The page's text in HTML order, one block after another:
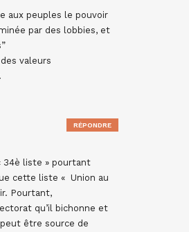
aux peuples le pouvoir
par des lobbies, et
valeurs
34è liste » pourtant
cette liste « Union au
Pourtant,
qu’il bichonne et
être source de
RÉPONDRE